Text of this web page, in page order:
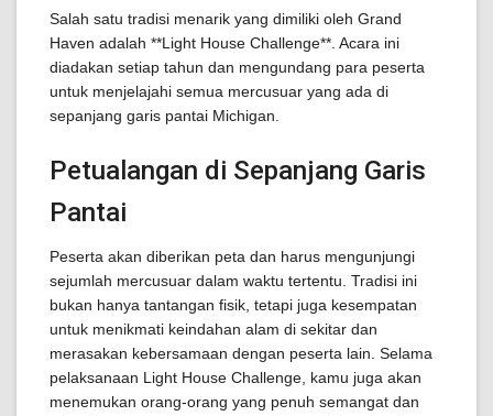
Salah satu tradisi menarik yang dimiliki oleh Grand
Haven adalah **Light House Challenge**. Acara ini
diadakan setiap tahun dan mengundang para peserta
untuk menjelajahi semua mercusuar yang ada di
sepanjang garis pantai Michigan.
Petualangan di Sepanjang Garis
Pantai
Peserta akan diberikan peta dan harus mengunjungi
sejumlah mercusuar dalam waktu tertentu. Tradisi ini
bukan hanya tantangan fisik, tetapi juga kesempatan
untuk menikmati keindahan alam di sekitar dan
merasakan kebersamaan dengan peserta lain. Selama
pelaksanaan Light House Challenge, kamu juga akan
menemukan orang-orang yang penuh semangat dan